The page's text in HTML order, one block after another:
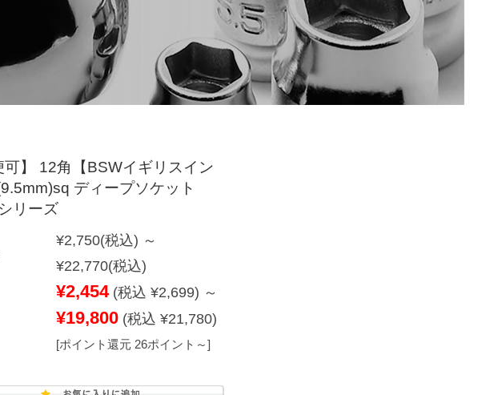
可】 12角【BSWイギリスイン
ディープソケット
リーズ
¥2,750(税込) ～
¥22,770(税込)
¥2,454 (税込 ¥2,699) ～
¥19,800 (税込 ¥21,780)
[ポイント還元 26ポイント～]